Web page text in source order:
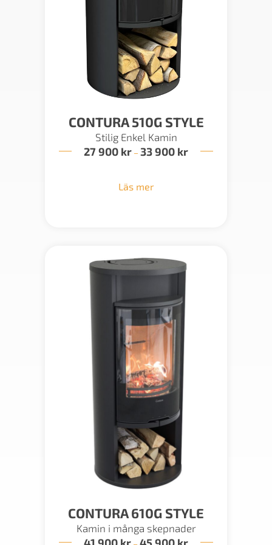
CONTURA 510G STYLE
Stilig Enkel Kamin
27 900 kr – 33 900 krPrisintervall:
Läs mer
CONTURA 610G STYLE
Kamin i många skepnader
Prisintervall: